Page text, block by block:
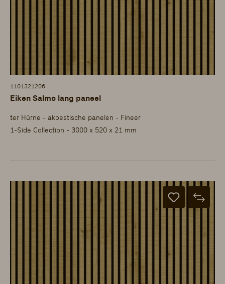
1101321206
Eiken Salmo lang paneel
ter Hürne - akoestische panelen - Fineer
1-Side Collection - 3000 x 520 x 21 mm